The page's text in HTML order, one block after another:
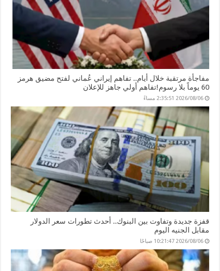
مفاجأة مرتقبة خلال أيام.. تفاهم إيراني عُماني لفتح مضيق هرمز
60 يوماً بلا رسوم!تفاهم أولي جاهز للإعلان
2026/08/06 2:35:51 مساءً
قفزة جديدة وتفاوت بين البنوك.. أحدث تطورات سعر الدولار
مقابل الجنيه اليوم
2026/08/06 10:21:47 صباحًا